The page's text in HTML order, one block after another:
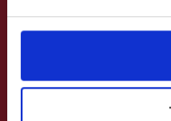
oändliga. Avnjut
alkoholhalt
på ett sätt som öl